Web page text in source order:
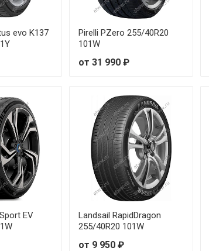
107W
108W
95Y
96Y
91W
93Y RunFlat
97Y
94Y RunFlat
evo K137
Pirelli PZero 255/40R20
101W
от 31 990 ₽
EV
Landsail RapidDragon
255/40R20 101W
от 9 950 ₽